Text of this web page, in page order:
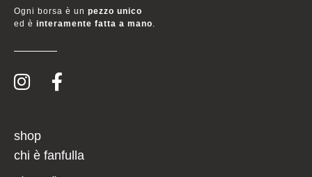
Ogni borsa è un pezzo unico
ed è interamente fatta a mano.
shop
chi è fanfulla